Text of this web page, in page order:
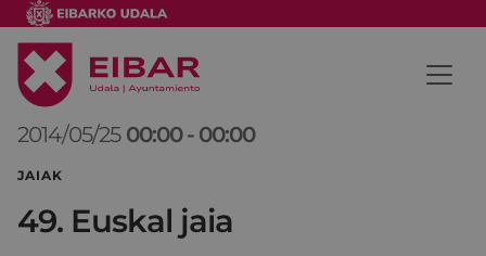
2014/05/25 00:00 - 00:00
JAIAK
49. Euskal jaia